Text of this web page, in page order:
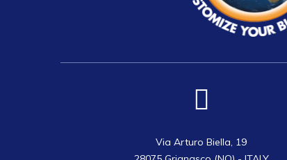
Via Arturo Biella, 19